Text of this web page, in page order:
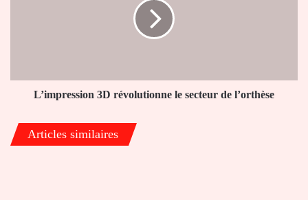
L’impression 3D révolutionne le secteur de l’orthèse
Articles similaires